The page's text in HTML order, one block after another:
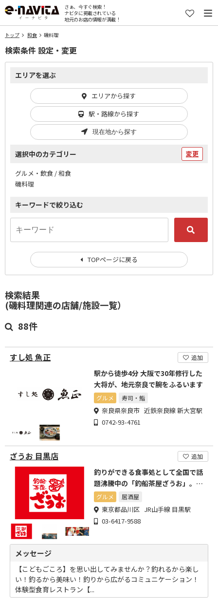
さぁ、今すぐ検索！
ナビタに掲載されている
地元のお店の情報が満載！
トップ 和食 磯料理
検索結果
(磯料理関連の店舗/施設一覧）
88件
すし処 魚正 追加
駅から徒歩4分 大阪で30年修行した
大将が、地元奈良で腕をふるいます
グルメ 寿司・鮨
奈良県奈良市 近鉄奈良線 新大宮駅
0742-93-4761
ざうお 目黒店 追加
釣りができる食事処として全国で話
題沸騰中の「釣船茶屋ざうお」。目
黒への出店です。
グルメ 居酒屋
東京都品川区 JR山手線 目黒駅
03-6417-9588
メッセージ
【こどもごころ】を思い出してみませんか？釣れるから楽し
い！釣るから美味い！釣りから広がるコミュニケーション！
体験型食育レストラン【...
検索条件 設定・変更
エリアを選ぶ
エリアから探す
駅・路線から探す
現在地から探す
選択中のカテゴリー 変更
グルメ・飲食 / 和食
磯料理
キーワードで絞り込む
TOPページに戻る